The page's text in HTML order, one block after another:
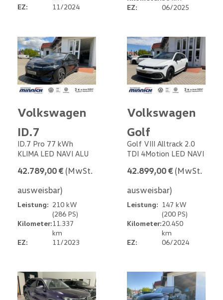
EZ:
11/2024
EZ:
06/2025
Volkswagen
ID.7
ID.7 Pro 77 kWh
KLIMA LED NAVI ALU
42.789,00 € (MwSt.
ausweisbar)
Leistung: 210 kW
(286 PS)
Kilometer:11.337
km
EZ:
11/2023
Volkswagen
Golf
Golf VIII Alltrack 2.0
TDI 4Motion LED NAVI
42.899,00 € (MwSt.
ausweisbar)
Leistung: 147 kW
(200 PS)
Kilometer:20.450
km
EZ:
06/2024